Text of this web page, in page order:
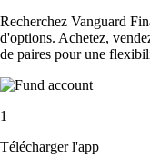
Recherchez Vanguard
d'options. Achetez,
de paires pour une
1
Télécharger l'app